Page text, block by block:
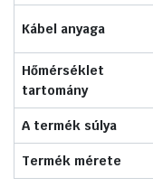
Kábel anyaga
Hőmérséklet
tartomány
A termék súlya
Termék mérete